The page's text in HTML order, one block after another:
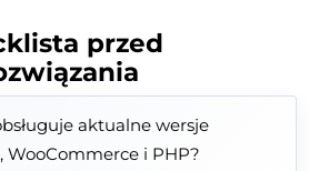
przed
aktualne wersje
WooCommerce i PHP?